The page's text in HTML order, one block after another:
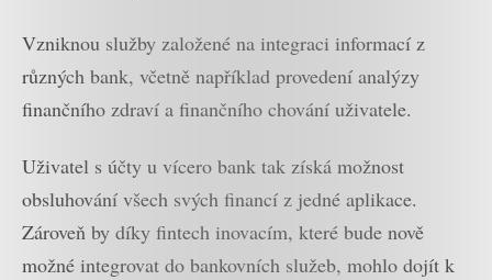
Vzniknou služby založené na integraci informací z
různých bank, včetně například provedení analýzy
finančního zdraví a finančního chování uživatele.
Uživatel s účty u vícero bank tak získá možnost
obsluhování všech svých financí z jedné aplikace.
Zároveň by díky fintech inovacím, které bude nově
možné integrovat do bankovních služeb, mohlo dojít k